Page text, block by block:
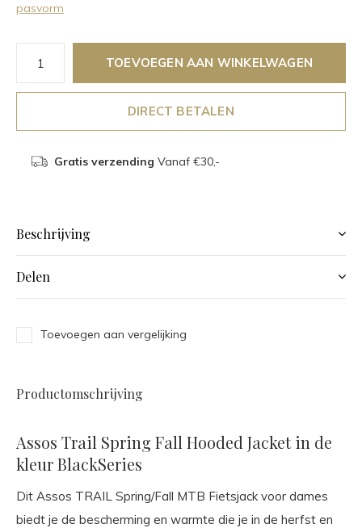
pasvorm
TOEVOEGEN AAN WINKELWAGEN
DIRECT BETALEN
Gratis verzending Vanaf €30,-
Beschrijving
Delen
Toevoegen aan vergelijking
Productomschrijving
Assos Trail Spring Fall Hooded Jacket in de
kleur BlackSeries
Dit Assos TRAIL Spring/Fall MTB Fietsjack voor dames
biedt je de bescherming en warmte die je in de herfst en